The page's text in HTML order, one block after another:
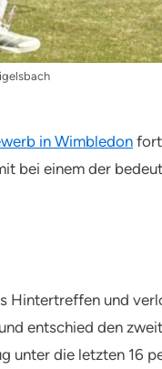
in Wimbledon
bei einem der
und
entschied den
unter die letzten 16